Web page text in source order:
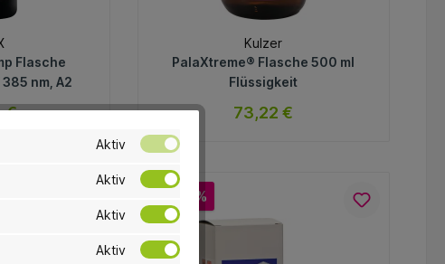
Flasche
nm, A2
€
Kulzer
PalaXtreme® Flasche 500 ml
Flüssigkeit
73,22 €
In den Warenkorb
-22.7 %
Aktiv
Aktiv
Aktiv
Aktiv